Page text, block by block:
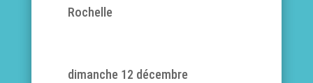
Rochelle
dimanche 12 décembre